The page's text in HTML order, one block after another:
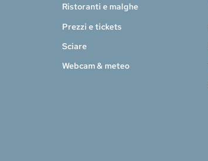
Ristoranti e malghe
Prezzi e tickets
Sciare
Webcam & meteo